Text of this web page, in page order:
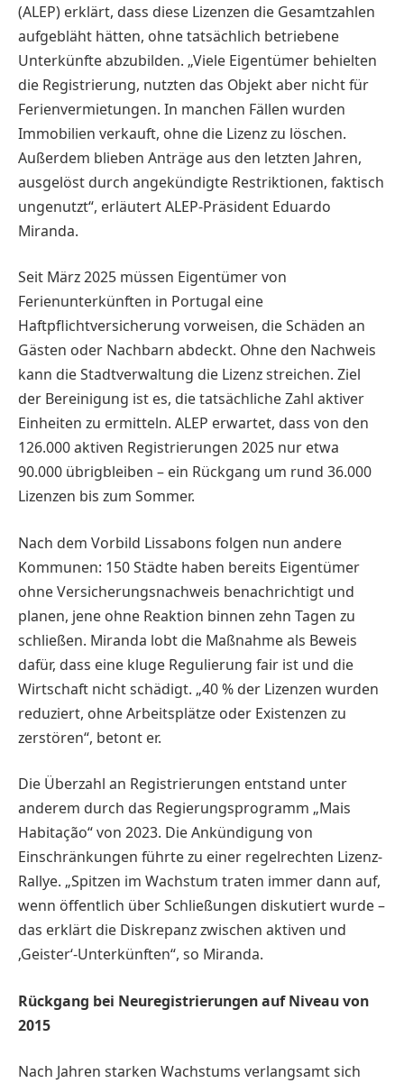
(ALEP) erklärt, dass diese Lizenzen die Gesamtzahlen
aufgebläht hätten, ohne tatsächlich betriebene
Unterkünfte abzubilden. „Viele Eigentümer behielten
die Registrierung, nutzten das Objekt aber nicht für
Ferienvermietungen. In manchen Fällen wurden
Immobilien verkauft, ohne die Lizenz zu löschen.
Außerdem blieben Anträge aus den letzten Jahren,
ausgelöst durch angekündigte Restriktionen, faktisch
ungenutzt“, erläutert ALEP-Präsident Eduardo
Miranda.
Seit März 2025 müssen Eigentümer von
Ferienunterkünften in Portugal eine
Haftpflichtversicherung vorweisen, die Schäden an
Gästen oder Nachbarn abdeckt. Ohne den Nachweis
kann die Stadtverwaltung die Lizenz streichen. Ziel
der Bereinigung ist es, die tatsächliche Zahl aktiver
Einheiten zu ermitteln. ALEP erwartet, dass von den
126.000 aktiven Registrierungen 2025 nur etwa
90.000 übrigbleiben – ein Rückgang um rund 36.000
Lizenzen bis zum Sommer.
Nach dem Vorbild Lissabons folgen nun andere
Kommunen: 150 Städte haben bereits Eigentümer
ohne Versicherungsnachweis benachrichtigt und
planen, jene ohne Reaktion binnen zehn Tagen zu
schließen. Miranda lobt die Maßnahme als Beweis
dafür, dass eine kluge Regulierung fair ist und die
Wirtschaft nicht schädigt. „40 % der Lizenzen wurden
reduziert, ohne Arbeitsplätze oder Existenzen zu
zerstören“, betont er.
Die Überzahl an Registrierungen entstand unter
anderem durch das Regierungsprogramm „Mais
Habitação“ von 2023. Die Ankündigung von
Einschränkungen führte zu einer regelrechten Lizenz-
Rallye. „Spitzen im Wachstum traten immer dann auf,
wenn öffentlich über Schließungen diskutiert wurde –
das erklärt die Diskrepanz zwischen aktiven und
‚Geister‘-Unterkünften“, so Miranda.
Rückgang bei Neuregistrierungen auf Niveau von
2015
Nach Jahren starken Wachstums verlangsamt sich